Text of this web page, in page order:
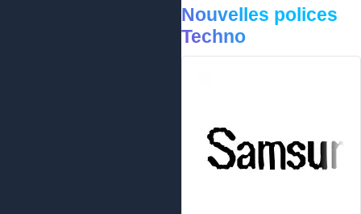
Nouvelles polices
Techno